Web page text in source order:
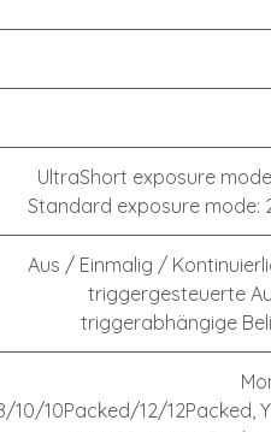
UltraShort exposure
Standard exposure mode:
Aus / Einmalig /
triggergesteuerte
triggerabhängige
10/10Packed/12/12Packed,